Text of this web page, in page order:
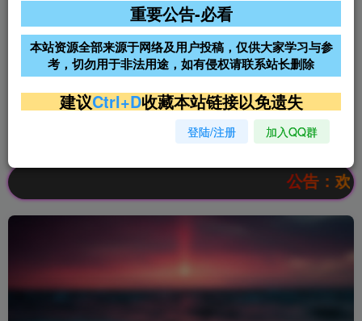
阿里云2核2G200M服务器68元/
年
雨云高防免备案服务器
超低价文字广告位招租 超低价文字广告位招租
超低价文字广告位招租
公告：欢迎
重要公告-必看
本站资源全部来源于网络及用户投稿，仅供大家学习与参
考，切勿用于非法用途，如有侵权请联系站长删除
建议Ctrl+D收藏本站链接以免遗失
登陆/注册 加入QQ群